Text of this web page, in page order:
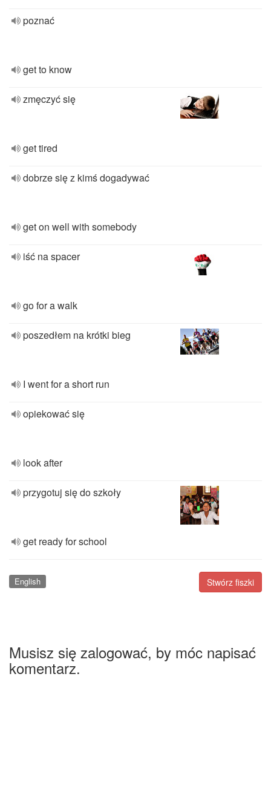
poznać
get to know
zmęczyć się
get tired
dobrze się z kimś dogadywać
get on well with somebody
iść na spacer
go for a walk
poszedłem na krótki bieg
I went for a short run
opiekować się
look after
przygotuj się do szkoły
get ready for school
Stwórz fiszki
English
Musisz się zalogować, by móc napisać
komentarz.